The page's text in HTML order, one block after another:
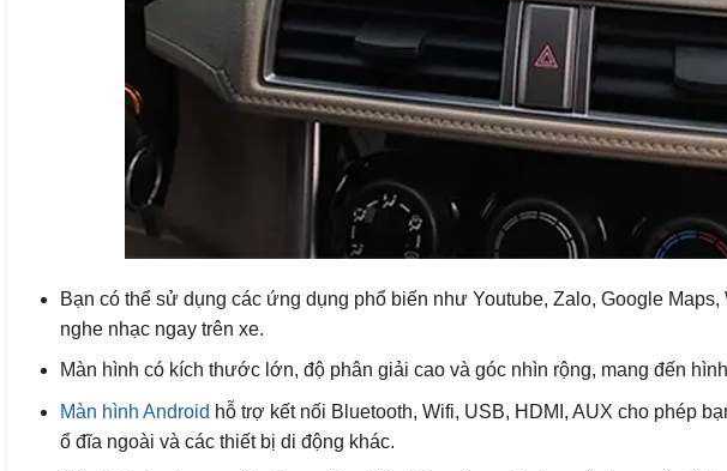
Bạn có thể sử dụng các ứng dụng phổ biến như Youtube, Zalo, Google
nghe nhạc ngay trên xe.
Màn hình có kích thước lớn, độ phân giải cao và góc nhìn rộng, mang đến
Màn hình Android hỗ trợ kết nối Bluetooth, Wifi, USB, HDMI, AUX cho phép
ổ đĩa ngoài và các thiết bị di động khác.